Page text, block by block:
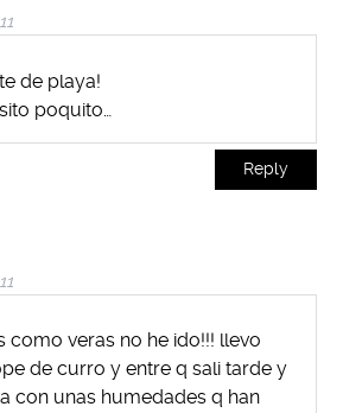
de playa!
poquito…
Reply
como veras no he ido!!! llevo
de curro y entre q sali tarde y
con unas humedades q han